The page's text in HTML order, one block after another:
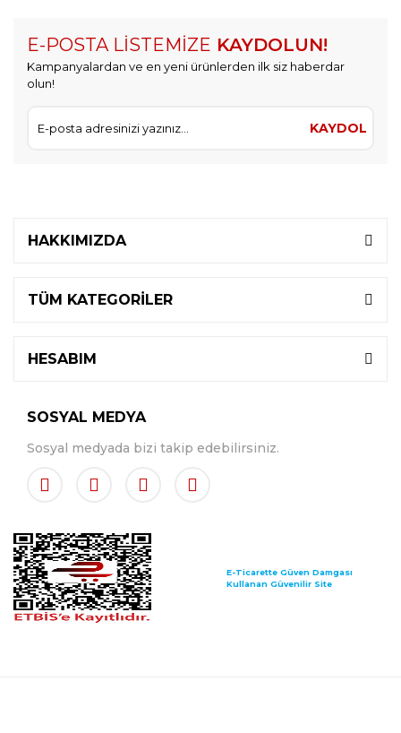
E-POSTA LİSTEMİZE KAYDOLUN!
Kampanyalardan ve en yeni ürünlerden ilk siz haberdar
olun!
KAYDOL
HAKKIMIZDA
TÜM KATEGORİLER
HESABIM
SOSYAL MEDYA
Sosyal medyada bizi takip edebilirsiniz.
E-Ticarette Güven Damgası
Kullanan Güvenilir Site